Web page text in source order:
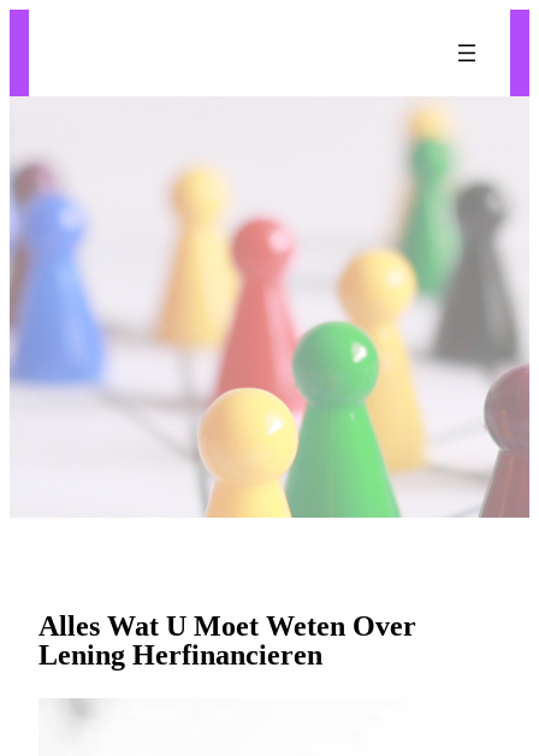
Alles Wat U Moet Weten Over
Lening Herfinancieren